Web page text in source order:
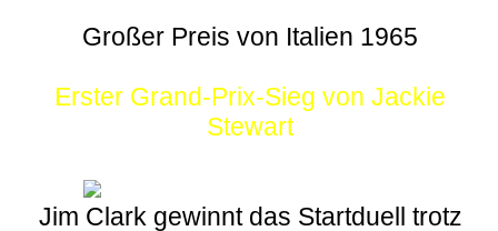
Großer Preis von Italien 1965
Erster Grand-Prix-Sieg von Jackie
Stewart
Jim Clark gewinnt das Startduell trotz